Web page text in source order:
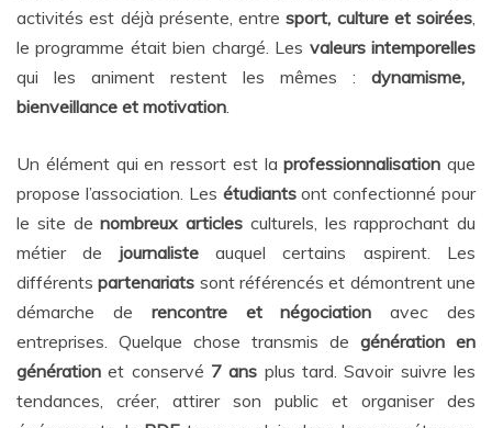
activités est déjà présente, entresport, culture et soirées
le programme était bien chargé. Les valeurs intemporelles
qui les animent restent les mêmes : dynamisme,
bienveillance et motivation
Un élément qui en ressort est laprofessionnalisation que
propose l’association. Les étudiantsont confectionné pour
le site de nombreux articles culturels, les rapprochant du
métier de journalisteauquel certains aspirent. Les
différentspartenariats sont référencés et démontrent une
démarche de rencontre et négociation avec des
entreprises. Quelque chose transmis de génération en
génération et conservé 7 ans plus tard. Savoir suivre les
tendances, créer, attirer son public et organiser des